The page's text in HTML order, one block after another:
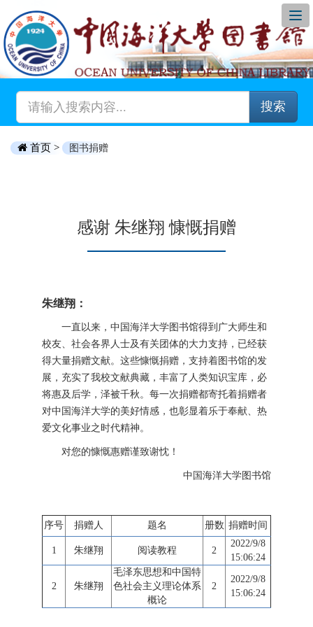
搜索
首页 > 图书捐赠
感谢 朱继翔 慷慨捐赠
朱继翔：
一直以来，中国海洋大学图书馆得到广大师生和
校友、社会各界人士及有关团体的大力支持，已经获
得大量捐赠文献。这些慷慨捐赠，支持着图书馆的发
展，充实了我校文献典藏，丰富了人类知识宝库，必
将惠及后学，泽被千秋。每一次捐赠都寄托着捐赠者
对中国海洋大学的美好情感，也彰显着乐于奉献、热
爱文化事业之时代精神。
对您的慷慨惠赠谨致谢忱！
中国海洋大学图书馆
序号 捐赠人 题名 册数 捐赠时间
1 朱继翔 阅读教程 2
2022/9/8
15:06:24
2 朱继翔
毛泽东思想和中国特
色社会主义理论体系
概论
2
2022/9/8
15:06:24